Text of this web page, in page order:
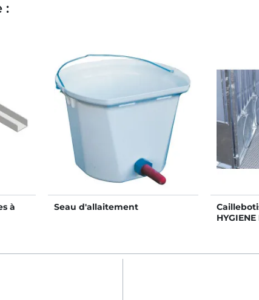
:
à
Seau d'allaitement